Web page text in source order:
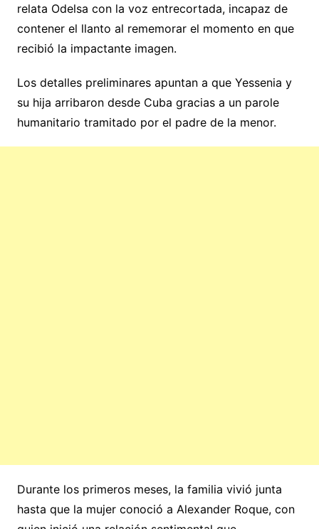
relata Odelsa con la voz entrecortada, incapaz de
contener el llanto al rememorar el momento en que
recibió la impactante imagen.
Los detalles preliminares apuntan a que Yessenia y
su hija arribaron desde Cuba gracias a un parole
humanitario tramitado por el padre de la menor.
Durante los primeros meses, la familia vivió junta
hasta que la mujer conoció a Alexander Roque, con